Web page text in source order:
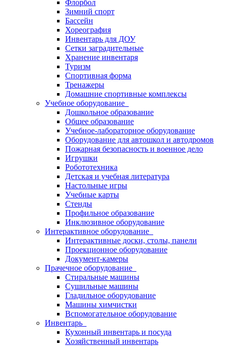
Флорбол
Зимний спорт
Бассейн
Хореография
Инвентарь для ДОУ
Сетки заградительные
Хранение инвентаря
Туризм
Спортивная форма
Тренажеры
Домашние спортивные комплексы
Учебное оборудование
Дошкольное образование
Общее образование
Учебное-лабораторное оборудование
Оборудование для автошкол и автодромов
Пожарная безопасность и военное дело
Игрушки
Робототехника
Детская и учебная литература
Настольные игры
Учебные карты
Стенды
Профильное образование
Инклюзивное оборудование
Интерактивное оборудование
Интерактивные доски, столы, панели
Проекционное оборудование
Документ-камеры
Прачечное оборудование
Стиральные машины
Сушильные машины
Гладильное оборудование
Машины химчистки
Вспомогательное оборудование
Инвентарь
Кухонный инвентарь и посуда
Хозяйственный инвентарь